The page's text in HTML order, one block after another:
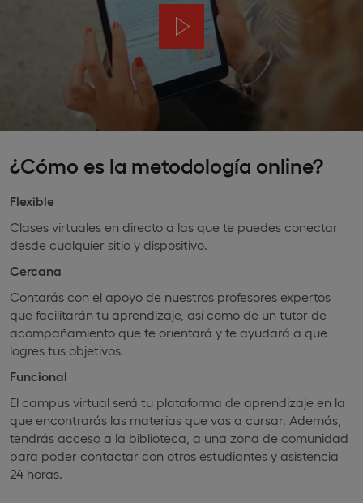
¿Cómo es la metodología online?
Flexible
Clases virtuales en directo a las que te puedes conectar
desde cualquier sitio y dispositivo.
Cercana
Contarás con el apoyo de nuestros profesores expertos
que facilitarán tu aprendizaje, así como de un tutor de
acompañamiento que te orientará y te ayudará a que
logres tus objetivos.
Funcional
El campus virtual será tu plataforma de aprendizaje en la
que encontrarás las materias que vas a cursar. Además,
tendrás acceso a la biblioteca, a una zona de comunidad
para poder contactar con otros estudiantes y asistencia
24 horas.